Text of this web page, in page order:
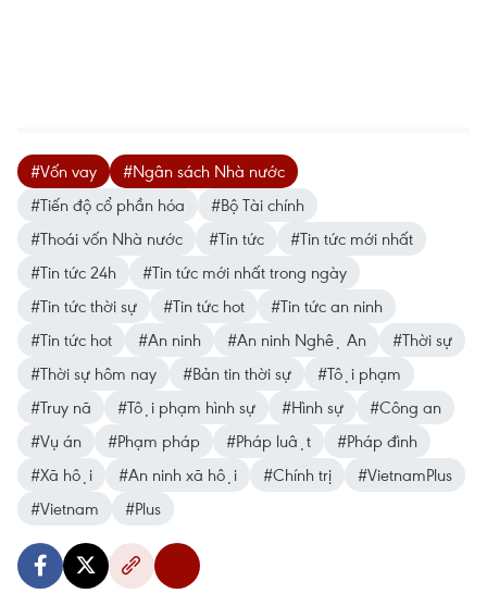
#Vốn vay
#Ngân sách Nhà nước
#Tiến độ cổ phần hóa
#Bộ Tài chính
#Thoái vốn Nhà nước
#Tin tức
#Tin tức mới nhất
#Tin tức 24h
#Tin tức mới nhất trong ngày
#Tin tức thời sự
#Tin tức hot
#Tin tức an ninh
#Tin tức hot
#An ninh #An ninh Nghệ An
#Thời sự
#Thời sự hôm nay
#Bản tin thời sự
#Tội phạm
#Truy nã
#Tội phạm hình sự #Hình sự
#Công an
#Vụ án
#Phạm pháp #Pháp luật
#Pháp đình
#Xã hội
#An ninh xã hội #Chính trị
#VietnamPlus
#Vietnam
#Plus